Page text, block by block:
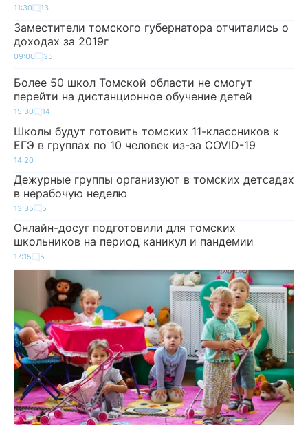
11:30 13
Заместители томского губернатора отчитались о
доходах за 2019г
09:00 35
Более 50 школ Томской области не смогут
перейти на дистанционное обучение детей
15:30 14
Школы будут готовить томских 11-классников к
ЕГЭ в группах по 10 человек из-за COVID-19
14:20
Дежурные группы организуют в томских детсадах
в нерабочую неделю
13:35 5
Онлайн-досуг подготовили для томских
школьников на период каникул и пандемии
17:15 5